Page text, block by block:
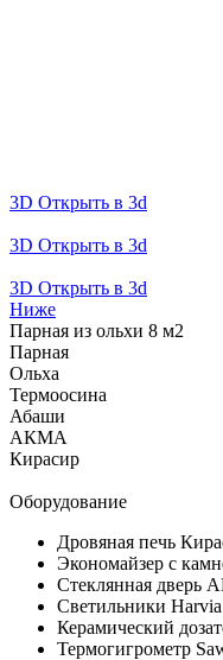
3D Открыть в 3d
3D Открыть в 3d
3D Открыть в 3d
Ниже
Парная из ольхи 8 м2
Парная
Ольха
Термоосина
Абаши
АКМА
Кирасир
Оборудование
Дровяная печь
Экономайзер с
Стеклянная дверь
Светильники
Керамический
Термогигрометр